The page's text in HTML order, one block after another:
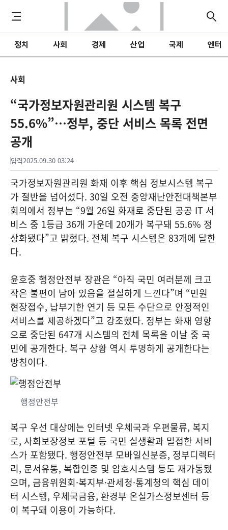
정치 사회 경제 산업 국제 엔터
사회
“국가정보자원관리원 시스템 복구
55.6%”…정부, 중단 서비스 목록 전면
공개
입력2025.09.30 03:24
국가정보자원관리원 화재 이후 핵심 정보시스템 복구
가 절반을 넘어섰다. 30일 오전 중앙재난안전대책본부
회의에서 정부는 “9월 26일 화재로 중단된 공공 IT 서
비스 중 1등급 36개 가운데 20개가 복구돼 55.6% 정
상화됐다”고 밝혔다. 전체 복구 시스템은 83개에 달한
다.
윤호중 행정안전부 장관은 “아직 국민 여러분께 크고
작은 불편이 남아 있음을 절실하게 느낀다”며 “민원
현장접수, 납부기한 연기 등 모든 수단으로 안정적인
서비스를 제공하겠다”고 강조했다. 정부는 화재 영향
으로 중단된 647개 시스템의 전체 목록을 이날 중 국
민에 공개한다. 복구 상황 역시 투명하게 공개한다는
방침이다.
행정안전부
복구 우선 대상에는 인터넷 우체국과 우편물류, 복지
로, 사회보장정보 포털 등 국민 실생활과 밀접한 서비
스가 포함됐다. 행정안전부 모바일신분증, 정부디렉터
리, 문서유통, 복합인증 및 암호시스템 등도 재가동됐
으며, 금융위원회·복지부·관세청·통계청의 핵심 데이
터 시스템, 우체국금융, 환경부 온실가스정보센터 등
이 복구돼 이용이 가능하다.